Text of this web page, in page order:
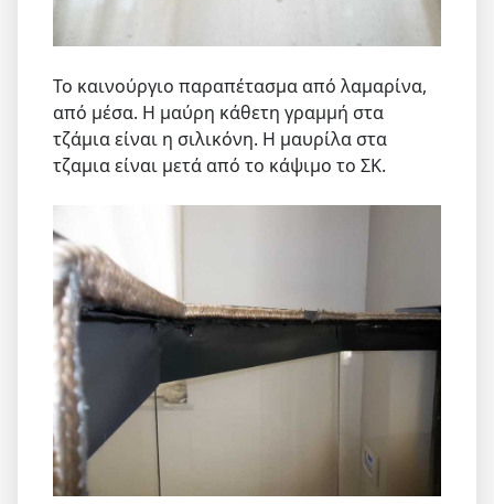
Το καινούργιο παραπέτασμα από λαμαρίνα,
από μέσα. Η μαύρη κάθετη γραμμή στα
τζάμια είναι η σιλικόνη. Η μαυρίλα στα
τζαμια είναι μετά από το κάψιμο το ΣΚ.